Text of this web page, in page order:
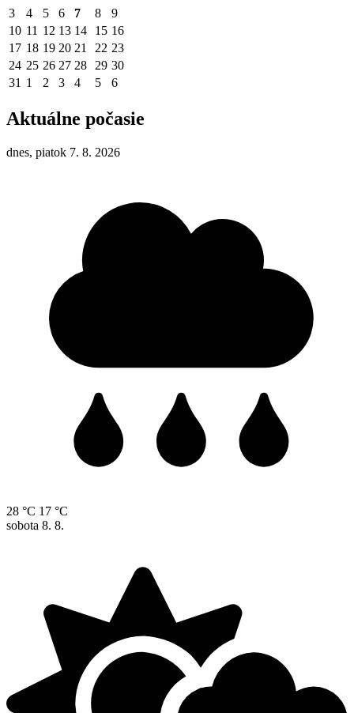
3
4 5 6 7 8
9
10 11 12 13 14 15 16
17 18 19 20 21 22 23
24 25 26 27 28 29 30
31 1 2 3 4 5 6
Aktuálne počasie
dnes, piatok 7. 8. 2026
28 °C 17 °C
sobota 8. 8.